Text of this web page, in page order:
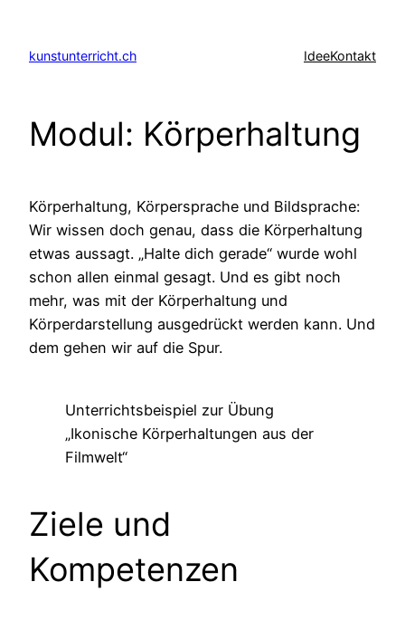
springen
kunstunterricht.ch IdeeKontakt
Modul: Körperhaltung
Körperhaltung, Körpersprache und Bildsprache:
Wir wissen doch genau, dass die Körperhaltung
etwas aussagt. „Halte dich gerade“ wurde wohl
schon allen einmal gesagt. Und es gibt noch
mehr, was mit der Körperhaltung und
Körperdarstellung ausgedrückt werden kann. Und
dem gehen wir auf die Spur.
Unterrichtsbeispiel zur Übung
„Ikonische Körperhaltungen aus der
Filmwelt“
Ziele und
Kompetenzen